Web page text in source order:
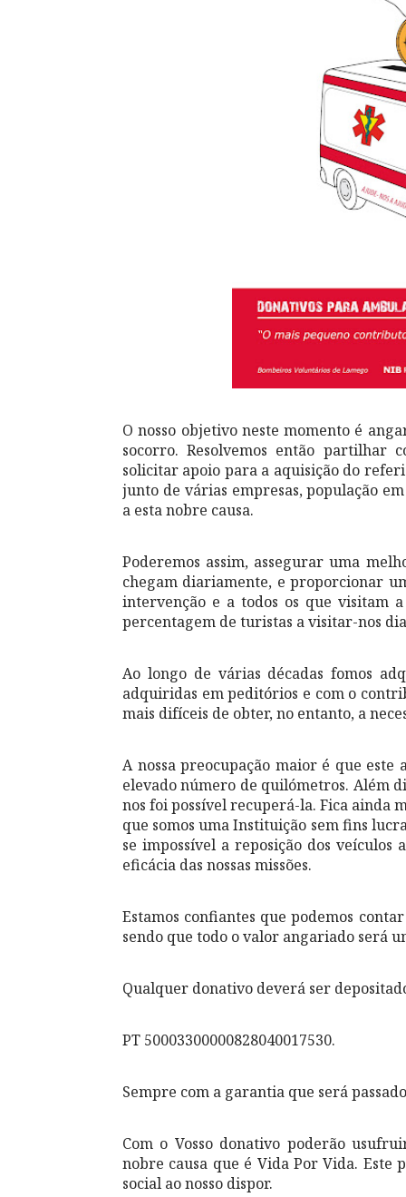
O nosso objetivo neste momento é
socorro. Resolvemos então partilhar
solicitar apoio para a aquisição do
junto de várias empresas, população
a esta nobre causa.
Poderemos assim, assegurar uma
chegam diariamente, e proporcionar
intervenção e a todos os que visitam
percentagem de turistas a visitar-nos
Ao longo de várias décadas fomos
adquiridas em peditórios e com o
mais difíceis de obter, no entanto, a
A nossa preocupação maior é que
elevado número de quilómetros. Além
nos foi possível recuperá-la. Fica ainda
que somos uma Instituição sem fins
se impossível a reposição dos
eficácia das nossas missões.
Estamos confiantes que podemos
sendo que todo o valor angariado será
Qualquer donativo deverá ser
PT 50003300000828040017530.
Sempre com a garantia que será
Com o Vosso donativo poderão
nobre causa que é Vida Por Vida. Este
social ao nosso dispor.